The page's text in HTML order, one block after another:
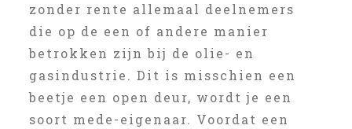
zonder rente allemaal deelnemers
die op de een of andere manier
betrokken zijn bij de olie- en
gasindustrie. Dit is misschien een
beetje een open deur, wordt je een
soort mede-eigenaar. Voordat een